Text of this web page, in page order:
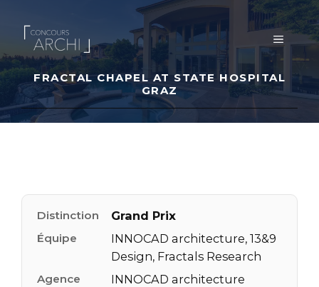
contenu
MENU
FRACTAL CHAPEL AT STATE HOSPITAL
GRAZ
Distinction Grand Prix
Équipe
INNOCAD architecture, 13&9
Design, Fractals Research
Agence INNOCAD architecture